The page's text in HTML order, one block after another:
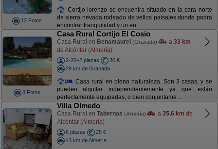
12 Fotos
Cortijo lorenzo se encuentra situado en la cara norte
de sierra nevada rodeado de vellos paisajes donde podra
encontrar tranquilidad y un en ...
8 Fotos
Casa Rural Cortijo El Cosio
Casa Rural en Benamaurel (Granada) a 33 km
de Alcóntar (Almería)
2-20+2 plazas
30 €
29 km de Granada
Casa rural en plena naturaleza. Son 3 casas, y se
pueden alquilar independientemente ya que están
perfectamente equipadas, o bien conjuntame ...
Villa Olmedo
Casa Rural en Tabernas (Almería) a 35,6 km de
Alcóntar (Almería)
6 plazas
25 €
43 km de Almería